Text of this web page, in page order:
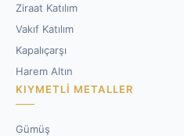
Ziraat Katılım
Vakıf Katılım
Kapalıçarşı
Harem Altın
KIYMETLI METALLER
Gümüş